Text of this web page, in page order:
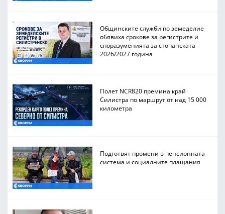
Общинските служби по земеделие
обявиха срокове за регистрите и
споразуменията за стопанската
2026/2027 година
Полет NCR820 премина край
Силистра по маршрут от над 15 000
километра
Подготвят промени в пенсионната
система и социалните плащания